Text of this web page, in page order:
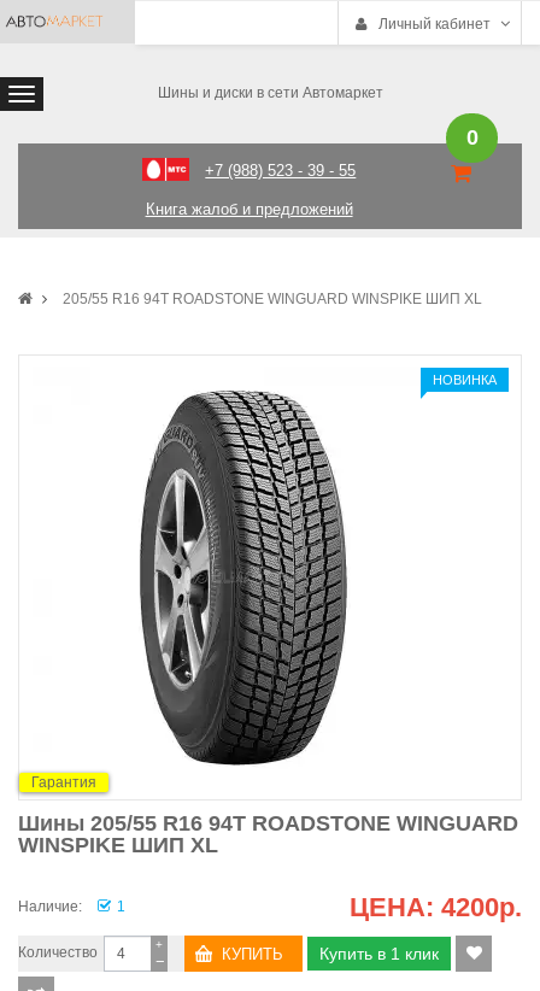
Личный кабинет
Шины и диски в сети Автомаркет
+7 (988) 523 - 39 - 55
Книга жалоб и предложений
0
205/55 R16 94T ROADSTONE WINGUARD WINSPIKE ШИП XL
Гарантия
НОВИНКА
Шины 205/55 R16 94T ROADSTONE WINGUARD
WINSPIKE ШИП XL
Наличие: 1 ЦЕНА: 4200р.
Количество −
+ Купить в 1 клик